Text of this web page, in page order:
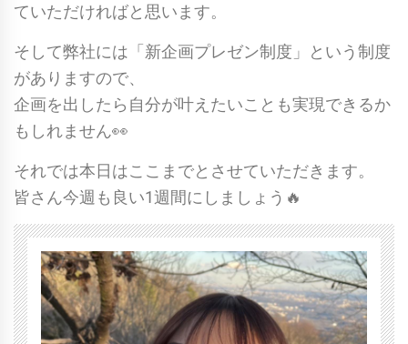
ていただければと思います。
そして弊社には「新企画プレゼン制度」という制度
がありますので、
企画を出したら自分が叶えたいことも実現できるか
もしれません👀
それでは本日はここまでとさせていただきます。
皆さん今週も良い1週間にしましょう🔥